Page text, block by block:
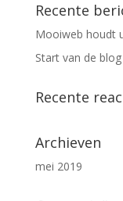
Recente
Mooiweb houdt
Start van de blog
Recente
Archieven
mei 2019